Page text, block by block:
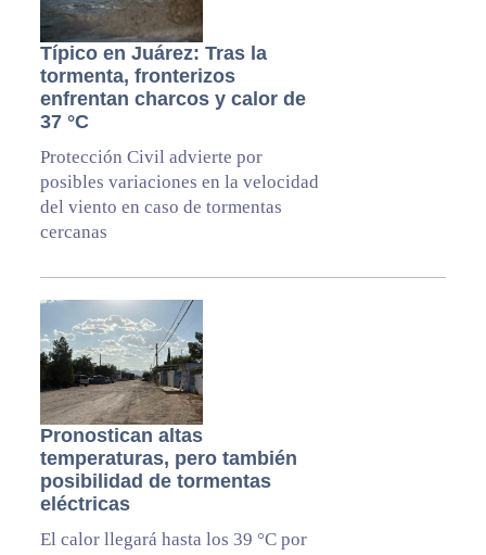
Típico en Juárez: Tras la
tormenta, fronterizos
enfrentan charcos y calor de
37 °C
Protección Civil advierte por
posibles variaciones en la velocidad
del viento en caso de tormentas
cercanas
Pronostican altas
temperaturas, pero también
posibilidad de tormentas
eléctricas
El calor llegará hasta los 39 °C por